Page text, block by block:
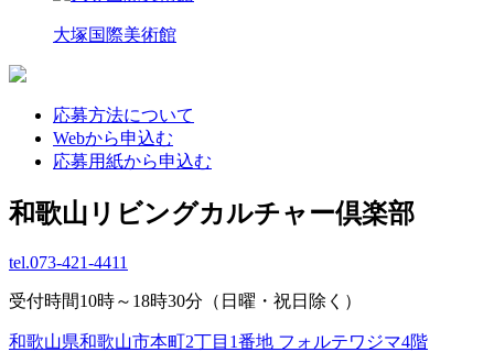
大塚国際美術館
応募方法について
Webから申込む
応募用紙から申込む
和歌山リビングカルチャー倶楽部
tel.073-421-4411
受付時間10時～18時30分（日曜・祝日除く）
和歌山県和歌山市本町2丁目1番地 フォルテワジマ4階